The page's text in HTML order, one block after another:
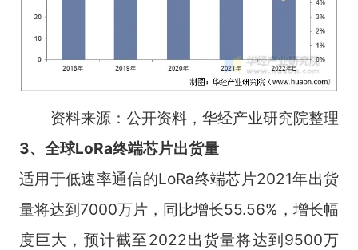
资料来源：公开资料，华经产业研究院整理
3、全球LoRa终端芯片出货量
适用于低速率通信的LoRa终端芯片2021年出货
量将达到7000万片，同比增长55.56%，增长幅
度巨大，预计截至2022出货量将达到9500万